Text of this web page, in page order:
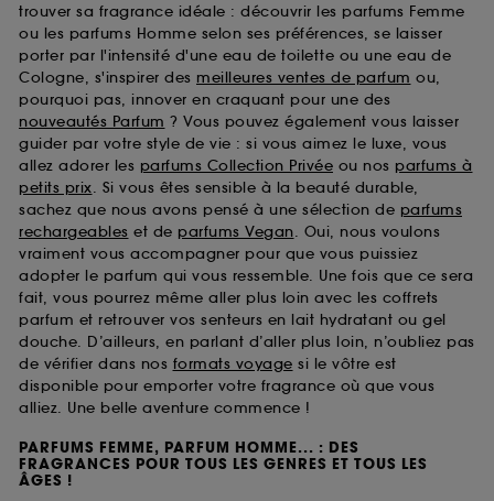
trouver sa fragrance idéale : découvrir les parfums Femme
ou les parfums Homme selon ses préférences, se laisser
porter par l'intensité d'une eau de toilette ou une eau de
Cologne, s'inspirer des meilleures ventes de parfum ou,
pourquoi pas, innover en craquant pour une des
nouveautés Parfum ? Vous pouvez également vous laisser
guider par votre style de vie : si vous aimez le luxe, vous
allez adorer les parfums Collection Privée ou nos parfums à
petits prix. Si vous êtes sensible à la beauté durable,
sachez que nous avons pensé à une sélection de parfums
rechargeables et de parfums Vegan. Oui, nous voulons
vraiment vous accompagner pour que vous puissiez
adopter le parfum qui vous ressemble. Une fois que ce sera
fait, vous pourrez même aller plus loin avec les coffrets
parfum et retrouver vos senteurs en lait hydratant ou gel
douche. D’ailleurs, en parlant d’aller plus loin, n’oubliez pas
de vérifier dans nos formats voyage si le vôtre est
disponible pour emporter votre fragrance où que vous
alliez. Une belle aventure commence !
PARFUMS FEMME, PARFUM HOMME... : DES
FRAGRANCES POUR TOUS LES GENRES ET TOUS LES
ÂGES !